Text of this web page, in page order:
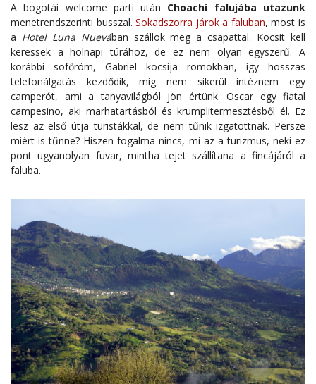
A bogotái welcome parti után Choachí falujába utazunk
menetrendszerinti busszal.Sokadszorra járok a faluban, most is
a Hotel Luna Nuevában szállok meg a csapattal. Kocsit kell
keressek a holnapi túrához, de ez nem olyan egyszerű. A
korábbi sofőröm, Gabriel kocsija romokban, így hosszas
telefonálgatás kezdődik, míg nem sikerül intéznem egy
camperót, ami a tanyavilágból jön értünk. Oscar egy fiatal
campesino, aki marhatartásból és krumplitermesztésből él. Ez
lesz az első útja turistákkal, de nem tűnik izgatottnak. Persze
miért is tűnne? Hiszen fogalma nincs, mi az a turizmus, neki ez
pont ugyanolyan fuvar, mintha tejet szállítana a fincájáról a
faluba.